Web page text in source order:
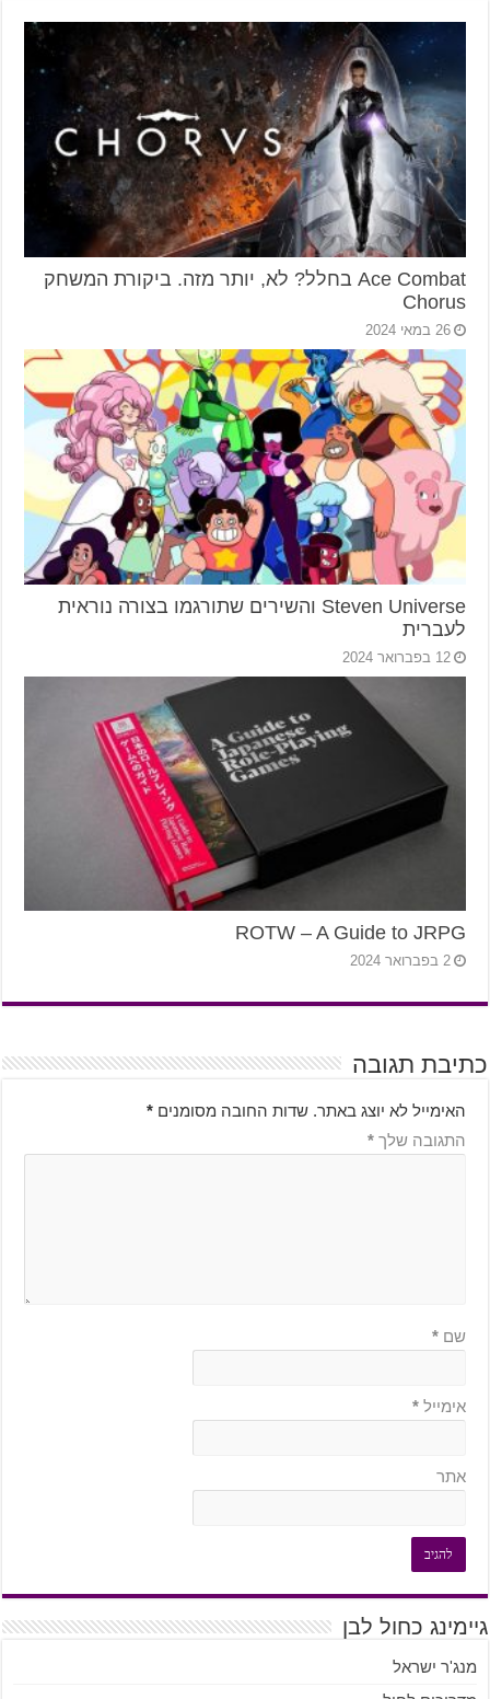
Ace Combat בחלל? לא, יותר מזה. ביקורת המשחק
Chorus
26 במאי 2024
Steven Universe והשירים שתורגמו בצורה נוראית
לעברית
12 בפברואר 2024
ROTW – A Guide to JRPG
2 בפברואר 2024
כתיבת תגובה
האימייל לא יוצג באתר. שדות החובה מסומנים *
התגובה שלך *
שם *
אימייל *
אתר
גיימינג כחול לבן
מנג'ר ישראל